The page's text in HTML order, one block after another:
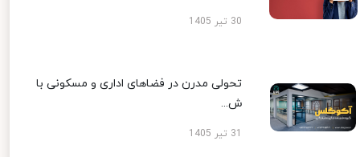
30 تیر 1405
تحولی مدرن در فضاهای اداری و مسکونی با
ش...